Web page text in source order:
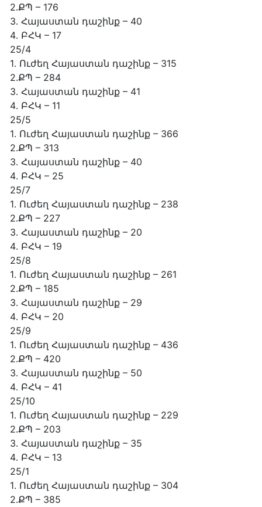
2․ՔՊ – 176
3․ Հայաստան դաշինք – 40
4․ ԲՀԿ – 17
25/4
1․ Ուժեղ Հայաստան դաշինք – 315
2․ՔՊ – 284
3․ Հայաստան դաշինք – 41
4․ ԲՀԿ – 11
25/5
1․ Ուժեղ Հայաստան դաշինք – 366
2․ՔՊ – 313
3․ Հայաստան դաշինք – 40
4․ ԲՀԿ – 25
25/7
1․ Ուժեղ Հայաստան դաշինք – 238
2․ՔՊ – 227
3․ Հայաստան դաշինք – 20
4․ ԲՀԿ – 19
25/8
1․ Ուժեղ Հայաստան դաշինք – 261
2․ՔՊ – 185
3․ Հայաստան դաշինք – 29
4․ ԲՀԿ – 20
25/9
1․ Ուժեղ Հայաստան դաշինք – 436
2․ՔՊ – 420
3․ Հայաստան դաշինք – 50
4․ ԲՀԿ – 41
25/10
1․ Ուժեղ Հայաստան դաշինք – 229
2․ՔՊ – 203
3․ Հայաստան դաշինք – 35
4․ ԲՀԿ – 13
25/1
1․ Ուժեղ Հայաստան դաշինք – 304
2․ՔՊ – 385